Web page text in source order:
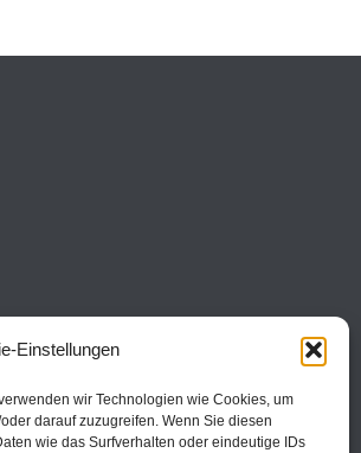
Einstellungen
wir Technologien wie Cookies, um
darauf zuzugreifen. Wenn Sie diesen
wie das Surfverhalten oder eindeutige IDs